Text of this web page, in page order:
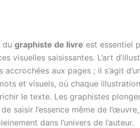
du graphiste de livre est essentiel
visuelles saisissantes. L’art
aux pages ; il s’agit
et visuels, où chaque
le texte. Les graphistes
saisir l’essence même de
dans l’univers de l’auteur.